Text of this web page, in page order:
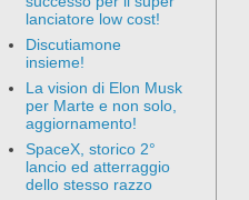
lanciatore low cost!
Discutiamone
insieme!
La vision di Elon Musk
per Marte e non solo,
aggiornamento!
SpaceX, storico 2°
lancio ed atterraggio
dello stesso razzo